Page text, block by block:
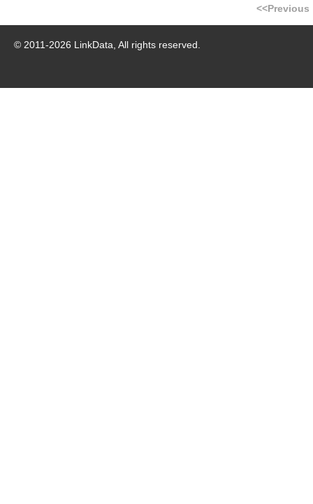
<<Previous
© 2011-2026 LinkData, All rights reserved.